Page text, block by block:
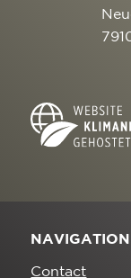
NAVIGATION
Contact